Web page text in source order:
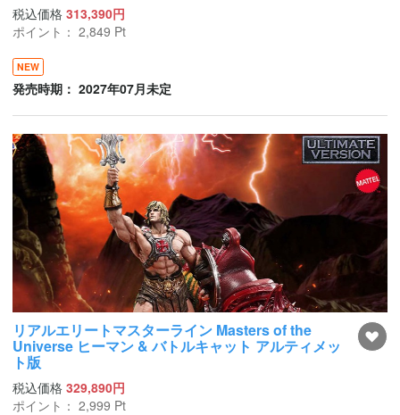
税込価格 313,390円
ポイント： 2,849 Pt
NEW
発売時期： 2027年07月未定
リアルエリートマスターライン Masters of the
Universe ヒーマン & バトルキャット アルティメッ
ト版
税込価格 329,890円
ポイント： 2,999 Pt